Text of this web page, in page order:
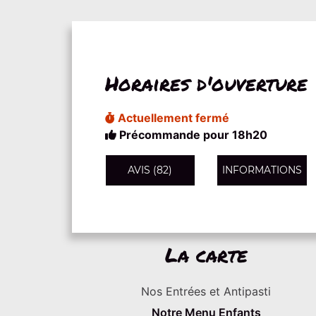
Horaires d'ouverture
Actuellement fermé
Précommande pour 18h20
AVIS (82) INFORMATIONS
La carte
Nos Entrées et Antipasti
Notre Menu Enfants